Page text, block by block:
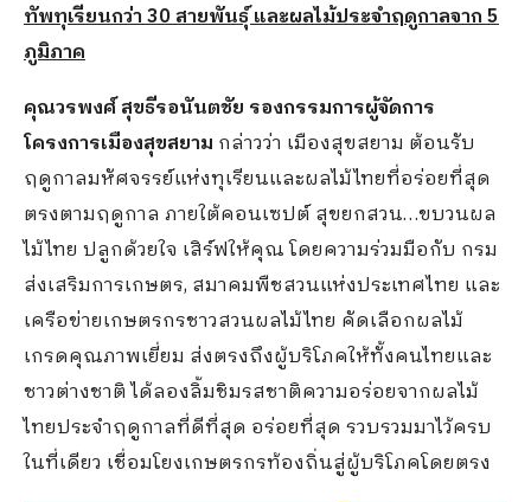
ทัพทุเรียนกว่า 30 สายพันธุ์ และผลไม้ประจำฤดูกาลจาก 5
ภูมิภาค
คุณวรพงศ์ สุขธีรอนันตชัย รองกรรมการผู้จัดการ
โครงการเมืองสุขสยาม กล่าวว่า เมืองสุขสยาม ต้อนรับ
ฤดูกาลมหัศจรรย์แห่งทุเรียนและผลไม้ไทยที่อร่อยที่สุด
ตรงตามฤดูกาล ภายใต้คอนเซปต์ สุขยกสวน…ขบวนผล
ไม้ไทย ปลูกด้วยใจ เสิร์ฟให้คุณ โดยความร่วมมือกับ กรม
ส่งเสริมการเกษตร, สมาคมพืชสวนแห่งประเทศไทย และ
เครือข่ายเกษตรกรชาวสวนผลไม้ไทย คัดเลือกผลไม้
เกรดคุณภาพเยี่ยม ส่งตรงถึงผู้บริโภคให้ทั้งคนไทยและ
ชาวต่างชาติ ได้ลองลิ้มชิมรสชาติความอร่อยจากผลไม้
ไทยประจำฤดูกาลที่ดีที่สุด อร่อยที่สุด รวบรวมมาไว้ครบ
ในที่เดียว เชื่อมโยงเกษตรกรท้องถิ่นสู่ผู้บริโภคโดยตรง